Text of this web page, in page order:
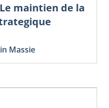
maintien de la
Massie